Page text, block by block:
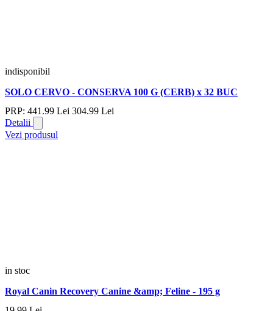
indisponibil
SOLO CERVO - CONSERVA 100 G (CERB) x 32 BUC
PRP: 441.99 Lei 304.99 Lei
Detalii
Vezi produsul
in stoc
Royal Canin Recovery Canine &amp; Feline - 195 g